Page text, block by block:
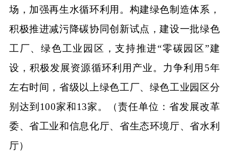
场，加强再生水循环利用。构建绿色制造体系，
积极推进减污降碳协同创新试点，建设一批绿色
工厂、绿色工业园区，支持推进“零碳园区”建
设，积极发展资源循环利用产业。力争利用5年
左右时间，省级以上绿色工厂、绿色工业园区分
别达到100家和13家。（责任单位：省发展改革
委、省工业和信息化厅、省生态环境厅、省水利
厅）